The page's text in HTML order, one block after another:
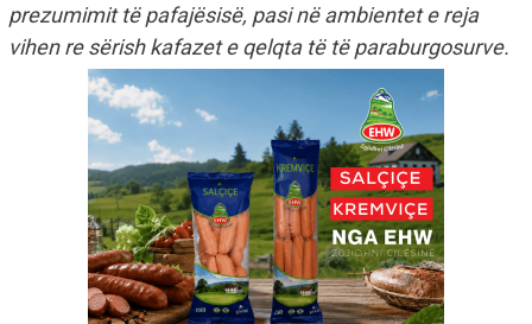
prezumimit të pafajësisë, pasi në ambientet e reja
vihen re sërish kafazet e qelqta të të paraburgosurve.